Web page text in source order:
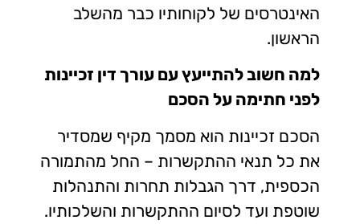
האינטרסים של לקוחותיו כבר מהשלב
הראשון.
למה חשוב להתייעץ עם עורך דין זכיינות
לפני חתימה על הסכם
הסכם זכיינות הוא מסמך מקיף שמסדיר
את כל תנאי ההתקשרות – החל מהתמורה
הכספית, דרך הגבלות תחרות והתנהלות
שוטפת ועד לסיום ההתקשרות והשלכותיו.